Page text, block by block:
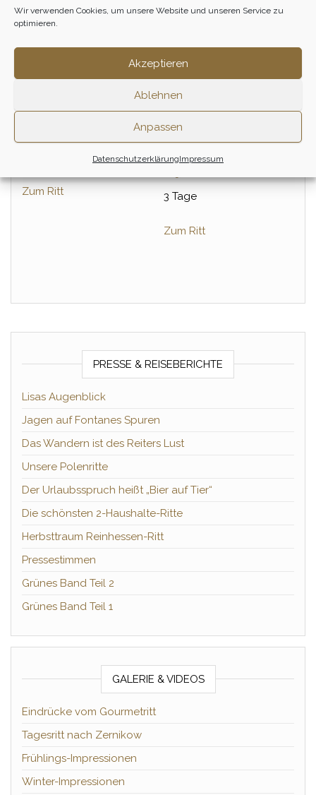
Wir verwenden Cookies, um unsere Website und unseren Service zu
optimieren.
Akzeptieren
Ablehnen
Anpassen
DatenschutzerklärungImpressum
Storchen Sternritt
Zum Ritt
Havel – Stechlin
Wanderritt
3 Tage
Zum Ritt
PRESSE & REISEBERICHTE
Lisas Augenblick
Jagen auf Fontanes Spuren
Das Wandern ist des Reiters Lust
Unsere Polenritte
Der Urlaubsspruch heißt „Bier auf Tier“
Die schönsten 2-Haushalte-Ritte
Herbsttraum Reinhessen-Ritt
Pressestimmen
Grünes Band Teil 2
Grünes Band Teil 1
GALERIE & VIDEOS
Eindrücke vom Gourmetritt
Tagesritt nach Zernikow
Frühlings-Impressionen
Winter-Impressionen